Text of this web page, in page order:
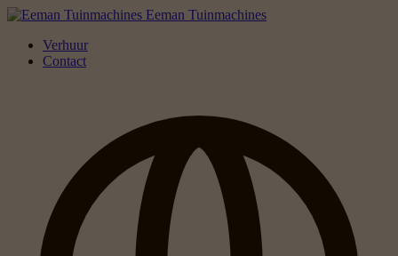
Eeman Tuinmachines
Verhuur
Contact